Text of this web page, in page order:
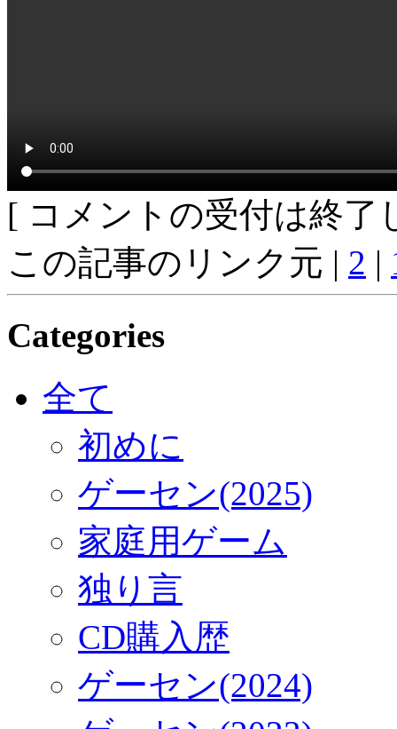
[ コメントの受付は終了
この記事のリンク元 | 2 |
Categories
全て
初めに
ゲーセン(2025)
家庭用ゲーム
独り言
CD購入歴
ゲーセン(2024)